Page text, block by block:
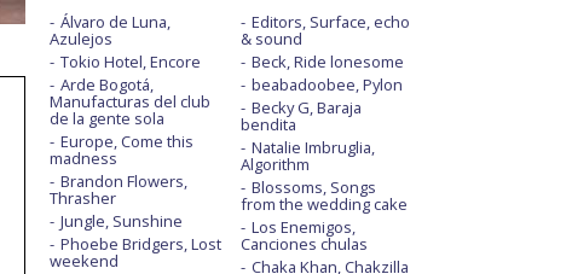
Álvaro de Luna,
Azulejos
Tokio Hotel, Encore
Arde Bogotá,
Manufacturas del club
de la gente sola
Europe, Come this
madness
Brandon Flowers,
Thrasher
Jungle, Sunshine
Phoebe Bridgers, Lost
weekend
Editors, Surface, echo
& sound
Beck, Ride lonesome
beabadoobee, Pylon
Becky G, Baraja
bendita
Natalie Imbruglia,
Algorithm
Blossoms, Songs
from the wedding cake
Los Enemigos,
Canciones chulas
Chaka Khan, Chakzilla